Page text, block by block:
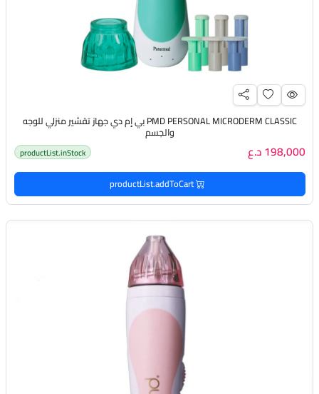
PMD PERSONAL MICRODERM CLASSIC بي إم دي جهاز تقشير منزلي للوجه
والجسم
198,000 د.ع productList.inStock
productList.addToCart